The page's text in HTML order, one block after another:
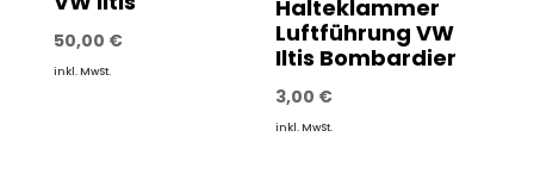
50,00 €
inkl. MwSt.
Halteklammer
Luftführung VW
Iltis Bombardier
3,00 €
inkl. MwSt.